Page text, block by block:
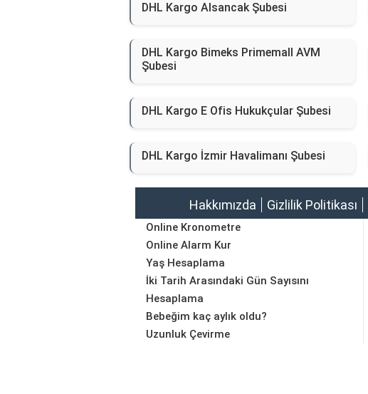
DHL Kargo Alsancak Şubesi
DHL Kargo Bimeks Primemall AVM
Şubesi
DHL Kargo E Ofis Hukukçular Şubesi
DHL Kargo İzmir Havalimanı Şubesi
Hakkımızda Gizlilik Politikası
Online Kronometre
Online Alarm Kur
Yaş Hesaplama
İki Tarih Arasındaki Gün Sayısını
Hesaplama
Bebeğim kaç aylık oldu?
Uzunluk Çevirme